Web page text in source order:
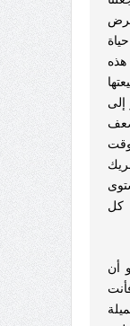
هذه
كل
أن